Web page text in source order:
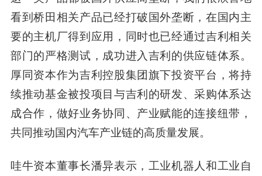
看到桥田相关产品已经打破国外垄断，在国内主
要的主机厂得到应用，同时也已经通过吉利相关
部门的严格测试，成功进入吉利的供应链体系。
厚同资本作为吉利控股集团旗下投资平台，将持
续推动基金被投项目与吉利的研发、采购体系达
成合作，做好业务协同、产业赋能的连接纽带，
共同推动国内汽车产业链的高质量发展。
哇牛资本董事长潘异表示，工业机器人和工业自